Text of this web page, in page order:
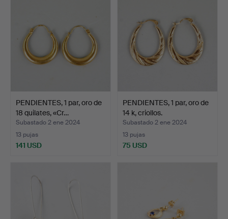
PENDIENTES, 1 par, oro de
18 quilates, «Cr…
Subastado 2 ene 2024
13 pujas
141 USD
PENDIENTES, 1 par, oro de
14 k, criollos.
Subastado 2 ene 2024
13 pujas
75 USD